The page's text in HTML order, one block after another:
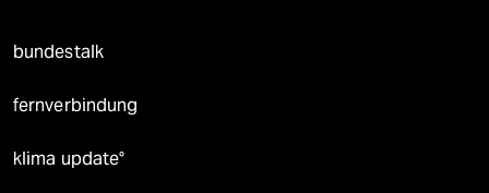
bundestalk
fernverbindung
klima update°